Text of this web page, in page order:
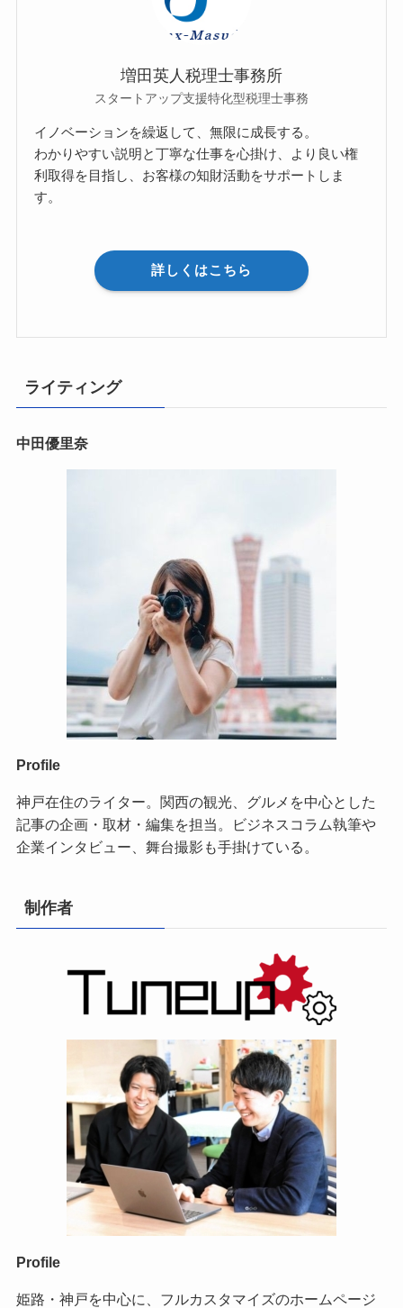
増田英人税理士事務所
スタートアップ支援特化型税理士事務
イノベーションを繰返して、無限に成長する。
わかりやすい説明と丁寧な仕事を心掛け、より良い権
利取得を目指し、お客様の知財活動をサポートしま
す。
詳しくはこちら
ライティング
中田優里奈
Profile
神戸在住のライター。関西の観光、グルメを中心とした
記事の企画・取材・編集を担当。ビジネスコラム執筆や
企業インタビュー、舞台撮影も手掛けている。
制作者
Profile
姫路・神戸を中心に、フルカスタマイズのホームページ